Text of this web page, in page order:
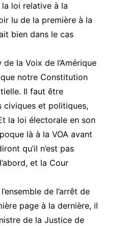
loi relative à la
lu de la première à la
bien dans le cas
la Voix de l’Amérique
que notre Constitution
Il faut être
civiques et politiques,
la loi électorale en son
là à la VOA avant
qu’il n’est pas
et la Cour
de l’arrêt de
page à la dernière, il
de la Justice de